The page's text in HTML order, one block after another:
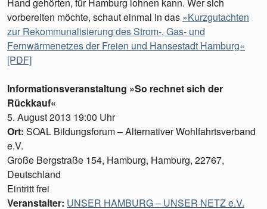
vorbereiten möchte, schaut einmal in das »Kurzgutachten
zur Rekommunalisierung des Strom-, Gas- und
Fernwärmenetzes der Freien und Hansestadt Hamburg«
[PDF]
Informationsveranstaltung »So rechnet sich der
Rückkauf«
5. August 2013 19:00 Uhr
Ort: SOAL Bildungsforum – Alternativer Wohlfahrtsverband
e.V.
Große Bergstraße 154, Hamburg, Hamburg, 22767,
Deutschland
Eintritt frei
Veranstalter: UNSER HAMBURG – UNSER NETZ e.V.